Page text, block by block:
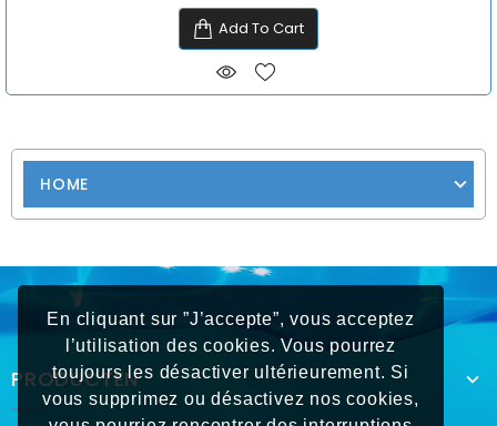
En cliquant sur ”J’accepte”, vous acceptez
l’utilisation des cookies. Vous pourrez
toujours les désactiver ultérieurement. Si
vous supprimez ou désactivez nos cookies,
HOME
Add To Cart
PRODUCTEN